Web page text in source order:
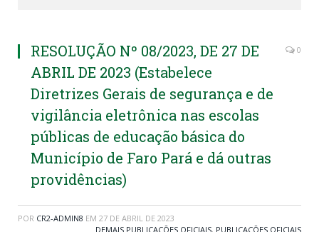
RESOLUÇÃO Nº 08/2023, DE 27 DE
ABRIL DE 2023 (Estabelece
Diretrizes Gerais de segurança e de
vigilância eletrônica nas escolas
públicas de educação básica do
Município de Faro Pará e dá outras
providências)
0
POR CR2-ADMIN8 EM 27 DE ABRIL DE 2023
DEMAIS PUBLICAÇÕES OFICIAIS, PUBLICAÇÕES OFICIAIS